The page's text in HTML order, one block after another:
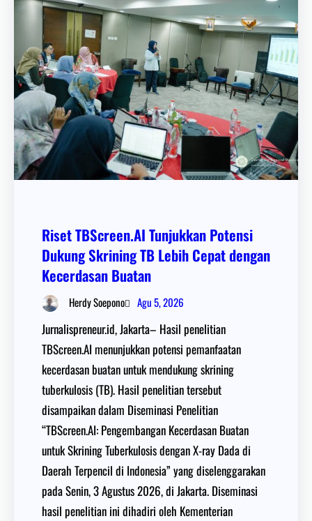
Riset TBScreen.AI Tunjukkan Potensi
Dukung Skrining TB Lebih Cepat dengan
Kecerdasan Buatan
Herdy Soepono Agu 5, 2026
Jurnalispreneur.id, Jakarta– Hasil penelitian
TBScreen.AI menunjukkan potensi pemanfaatan
kecerdasan buatan untuk mendukung skrining
tuberkulosis (TB). Hasil penelitian tersebut
disampaikan dalam Diseminasi Penelitian
“TBScreen.AI: Pengembangan Kecerdasan Buatan
untuk Skrining Tuberkulosis dengan X-ray Dada di
Daerah Terpencil di Indonesia” yang diselenggarakan
pada Senin, 3 Agustus 2026, di Jakarta. Diseminasi
hasil penelitian ini dihadiri oleh Kementerian